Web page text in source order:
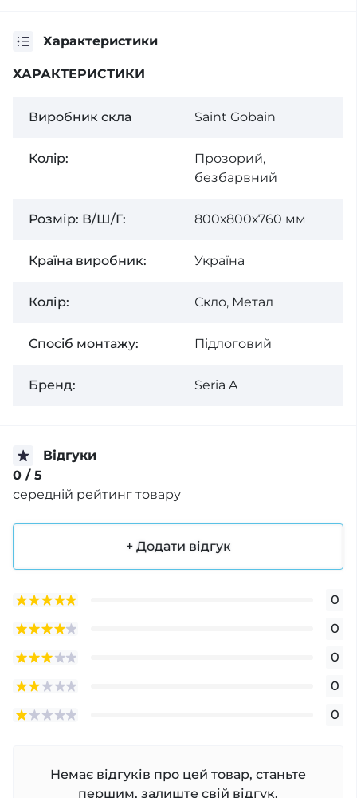
Характеристики
ХАРАКТЕРИСТИКИ
Виробник скла Saint Gobain
Колiр:
Прозорий,
безбарвний
Розмір: В/Ш/Г: 800х800х760 мм
Країна виробник: Україна
Колір: Скло, Метал
Спосiб монтажу: Підлоговий
Бренд: Seria A
Відгуки
0 / 5
середній рейтинг товару
+ Додати відгук
0
0
0
0
0
Немає відгуків про цей товар, станьте
першим, залиште свій відгук.